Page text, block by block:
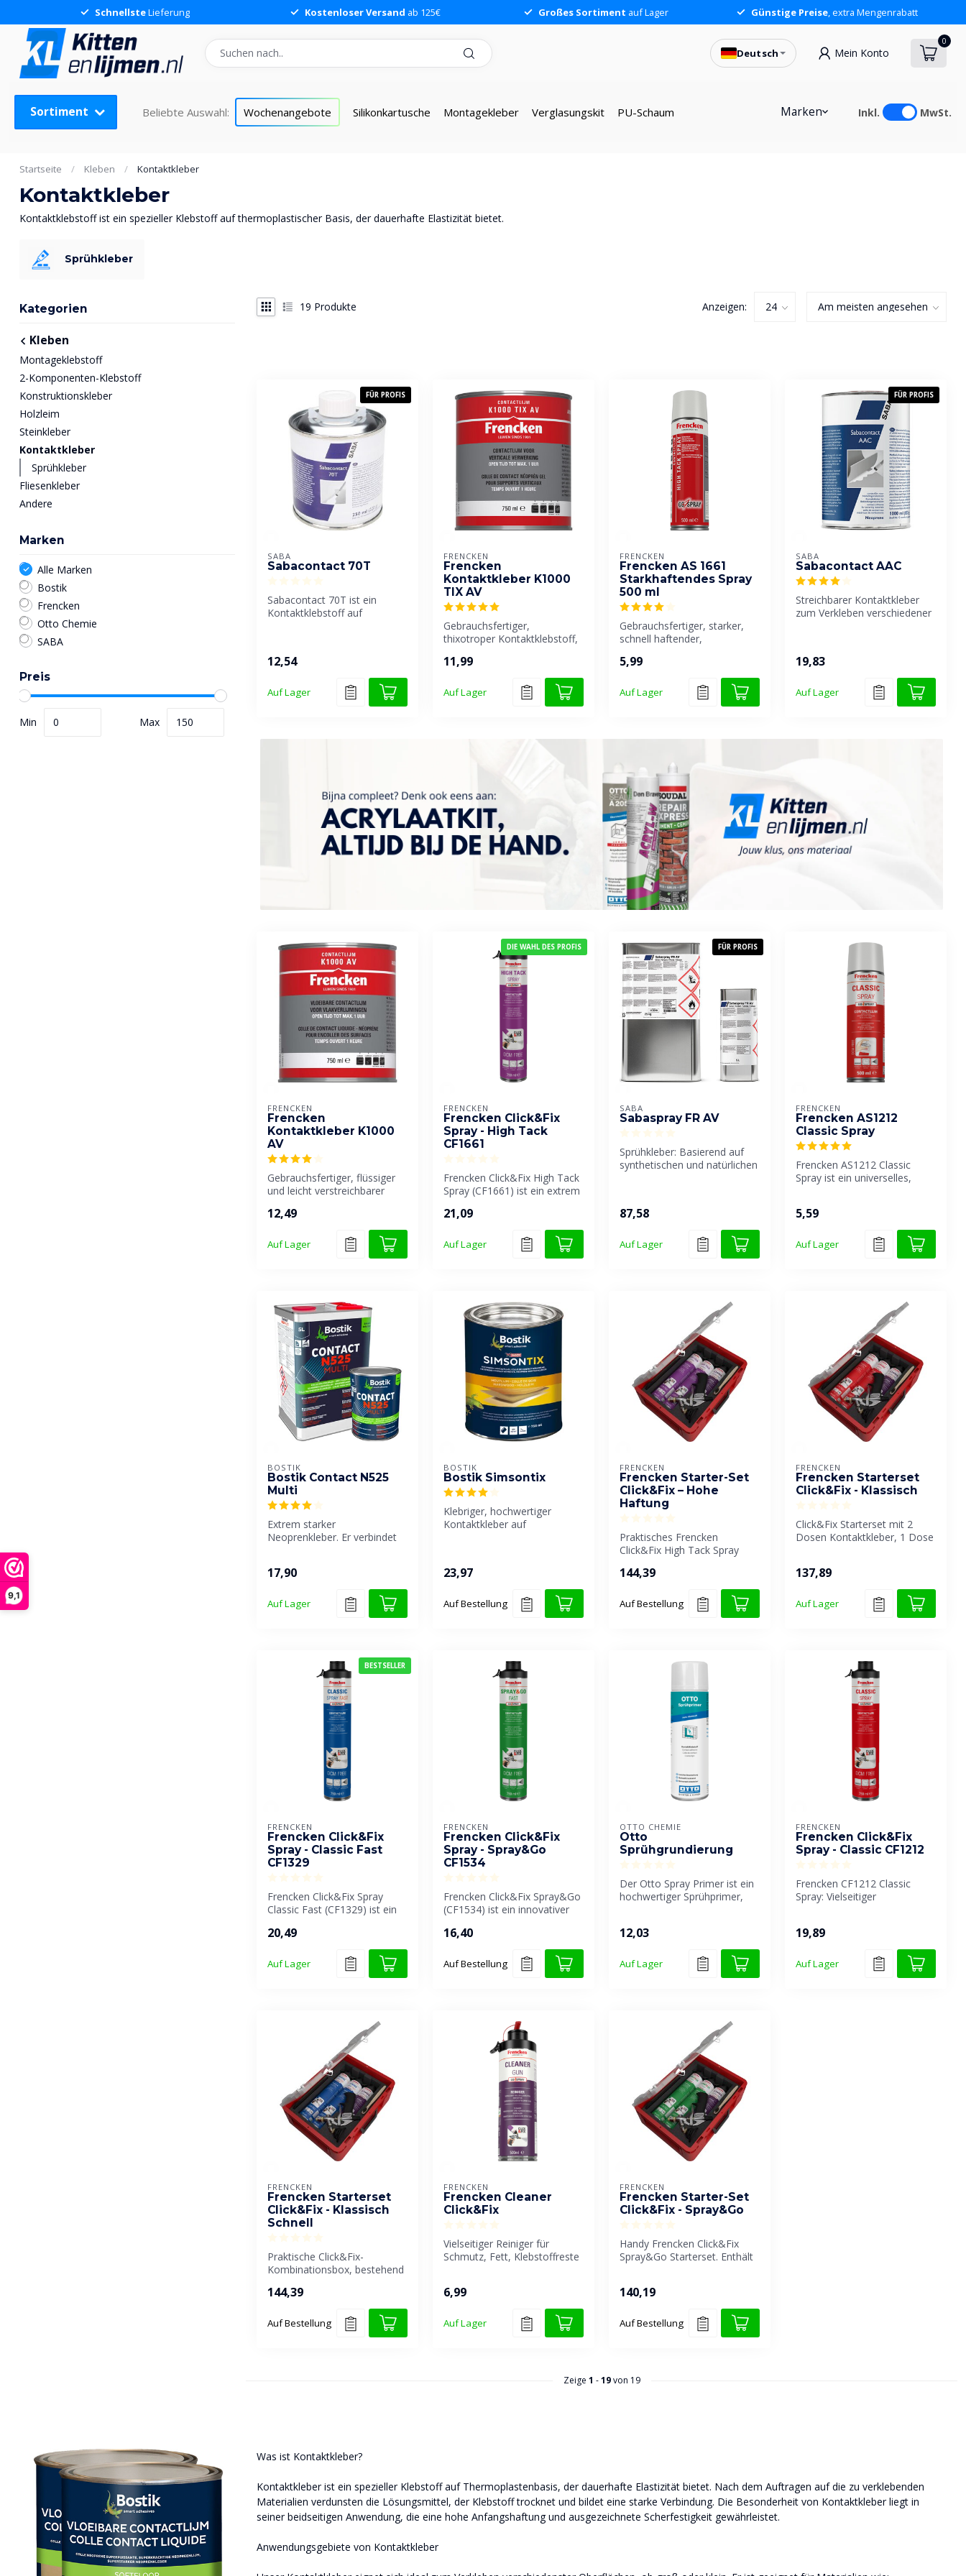
9,1
SchnellsteLieferung Kostenloser Versand ab 125€ Großes Sortiment auf Lager Günstige Preise, extra Mengenrabatt
Deutsch Mein Konto
0
Sortiment Beliebte Auswahl: Wochenangebote Silikonkartusche Montagekleber Verglasungskit PU-Schaum Marken Inkl. MwSt.
Startseite / Kleben / Kontaktkleber
Kontaktkleber
Kontaktklebstoff ist ein spezieller Klebstoff auf thermoplastischer Basis, der dauerhafte Elastizität bietet.
Sprühkleber
Kategorien
Kleben
Montageklebstoff
2-Komponenten-Klebstoff
Konstruktionskleber
Holzleim
Steinkleber
Kontaktkleber
Sprühkleber
Fliesenkleber
Andere
Marken
Alle Marken
Bostik
Frencken
Otto Chemie
SABA
Preis
Min Max
19 Produkte Anzeigen:
FÜR PROFIS
SABA
Sabacontact 70T
Sabacontact 70T ist ein
Kontaktklebstoff auf
12,54
Auf Lager
FRENCKEN
Frencken
Kontaktkleber K1000
TIX AV
Gebrauchsfertiger,
thixotroper Kontaktklebstoff,
Lösungsmi...
11,99
Auf Lager
FRENCKEN
Frencken AS 1661
Starkhaftendes Spray
500 ml
Gebrauchsfertiger, starker,
schnell haftender,
in A...
5,99
Auf Lager
FÜR PROFIS
SABA
Sabacontact AAC
Streichbarer Kontaktkleber
zum Verkleben verschiedener
19,83
Auf Lager
FRENCKEN
Frencken
Kontaktkleber K1000
AV
Gebrauchsfertiger, flüssiger
und leicht verstreichbarer
12,49
Auf Lager
DIE WAHL DES PROFIS
FRENCKEN
Frencken Click&Fix
Spray - High Tack
CF1661
Frencken Click&Fix High Tack
Spray (CF1661) ist ein extrem
21,09
Auf Lager
FÜR PROFIS
SABA
Sabaspray FR AV
Sprühkleber: Basierend auf
synthetischen und natürlichen
87,58
Auf Lager
FRENCKEN
Frencken AS1212
Classic Spray
Frencken AS1212 Classic
Spray ist ein universelles,
5,59
Auf Lager
BOSTIK
Bostik Contact N525
Multi
Extrem starker
Neoprenkleber. Er verbindet
17,90
Auf Lager
BOSTIK
Bostik Simsontix
Klebriger, hochwertiger
Kontaktkleber auf
23,97
Auf Bestellung
FRENCKEN
Frencken Starter-Set
Click&Fix – Hohe
Haftung
Praktisches Frencken
Click&Fix High Tack Spray
Sprühd...
144,39
Auf Bestellung
FRENCKEN
Frencken Starterset
Click&Fix - Klassisch
Click&Fix Starterset mit 2
Dosen Kontaktkleber, 1 Dose
137,89
Auf Lager
BESTSELLER
FRENCKEN
Frencken Click&Fix
Spray - Classic Fast
CF1329
Frencken Click&Fix Spray
Classic Fast (CF1329) ist ein
20,49
Auf Lager
FRENCKEN
Frencken Click&Fix
Spray - Spray&Go
CF1534
Frencken Click&Fix Spray&Go
(CF1534) ist ein innovativer
16,40
Auf Bestellung
OTTO CHEMIE
Otto
Sprühgrundierung
Der Otto Spray Primer ist ein
hochwertiger Sprühprimer,
12,03
Auf Lager
FRENCKEN
Frencken Click&Fix
Spray - Classic CF1212
Frencken CF1212 Classic
Spray: Vielseitiger
19,89
Auf Lager
FRENCKEN
Frencken Starterset
Click&Fix - Klassisch
Schnell
Praktische Click&Fix-
Kombinationsbox, bestehend
Dos...
144,39
Auf Bestellung
FRENCKEN
Frencken Cleaner
Click&Fix
Vielseitiger Reiniger für
Schmutz, Fett, Klebstoffreste
6,99
Auf Lager
FRENCKEN
Frencken Starter-Set
Click&Fix - Spray&Go
Handy Frencken Click&Fix
Spray&Go Starterset. Enthält
140,19
Auf Bestellung
Zeige 1 -19von 19
Was ist Kontaktkleber?
Kontaktkleber ist ein spezieller Klebstoff auf Thermoplastenbasis, der dauerhafte Elastizität bietet. Nach dem Auftragen auf die zu verklebenden
Materialien verdunsten die Lösungsmittel, der Klebstoff trocknet und bildet eine starke Verbindung. Die Besonderheit von Kontaktkleber liegt in
seiner beidseitigen Anwendung, die eine hohe Anfangshaftung und ausgezeichnete Scherfestigkeit gewährleistet.
Anwendungsgebiete von Kontaktkleber